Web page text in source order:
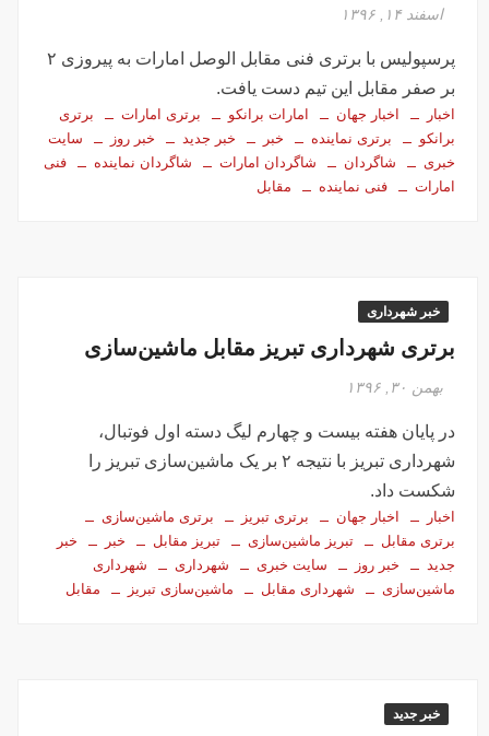
تصاویر تصادف زنجیره‌ای ۱۲ خودرو در تهران
اولین جلسه امنیتی ایران و امارات پس از جنگ؟!
جاسوسی اسرائیل از مقامات آمریکا در خصوص ایران
سفره عقدی که با پهپاد در میدان انقلاب برپا شد
این سه نفر بد اخلاق‌ترین ایرانی‌های ۲۴ ساعت اخیر هستند
توییت خبرساز مشاور قالیباف درباره سفر نتانیاهو
گزارش خبرگزاری مهر از اعتراضات امروز در مشهد
جزئیات ناآرامیِ امروز در خیابان جمهوری تهران
اسفند ۱۴, ۱۳۹۶
پرسپولیس با برتری فنی مقابل الوصل امارات به پیروزی ۲
بر صفر مقابل این تیم دست یافت.
اخبار اخبار جهان امارات برانکو برتری امارات
برتری
برانکو
برتری نماینده خبر خبر جدید خبر روز
سایت
خبری
شاگردان شاگردان امارات شاگردان نماینده
فنی
امارات
فنی نماینده مقابل
خبر شهرداری
برتری شهرداری تبریز مقابل ماشین‌سازی
بهمن ۳۰, ۱۳۹۶
در پایان هفته بیست و چهارم لیگ دسته اول فوتبال،
شهرداری تبریز با نتیجه ۲ بر یک ماشین‌سازی تبریز را
شکست داد.
اخبار اخبار جهان برتری تبریز
برتری ماشین‌سازی
برتری مقابل
تبریز ماشین‌سازی تبریز مقابل خبر
خبر
جدید
خبر روز سایت خبری شهرداری
شهرداری
ماشین‌سازی
شهرداری مقابل ماشین‌سازی تبریز مقابل
خبر جدید